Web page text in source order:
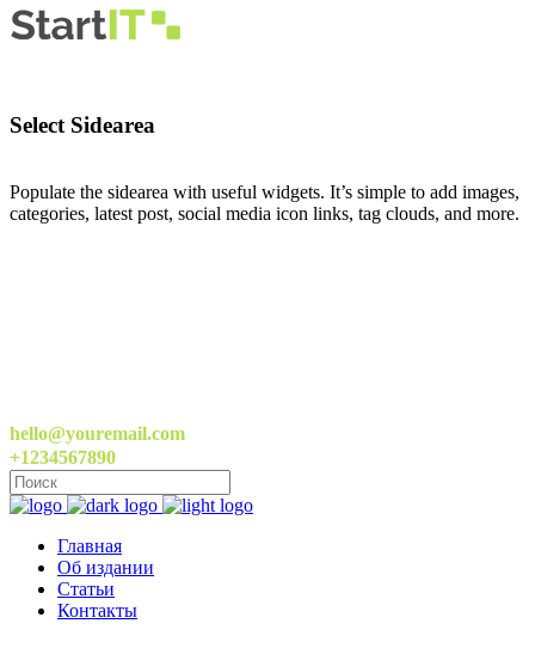
Select Sidearea
Populate the sidearea with useful widgets. It’s simple to add images,
categories, latest post, social media icon links, tag clouds, and more.
hello@youremail.com
+1234567890
Главная
Об издании
Статьи
Контакты